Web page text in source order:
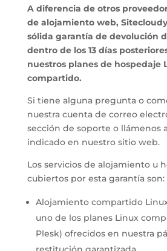
A diferencia de otros
de alojamiento web,
sólida garantía de devolución
dentro de los 13 días
nuestros planes de hospedaje
compartido.
Si tiene alguna pregunta o
nuestra cuenta de correo
sección de soporte o llámenos
indicado en nuestro sitio web.
Los servicios de alojamiento u
cubiertos por esta garantía son:
Alojamiento compartido
uno de los planes Linux
Plesk) ofrecidos en nuestra